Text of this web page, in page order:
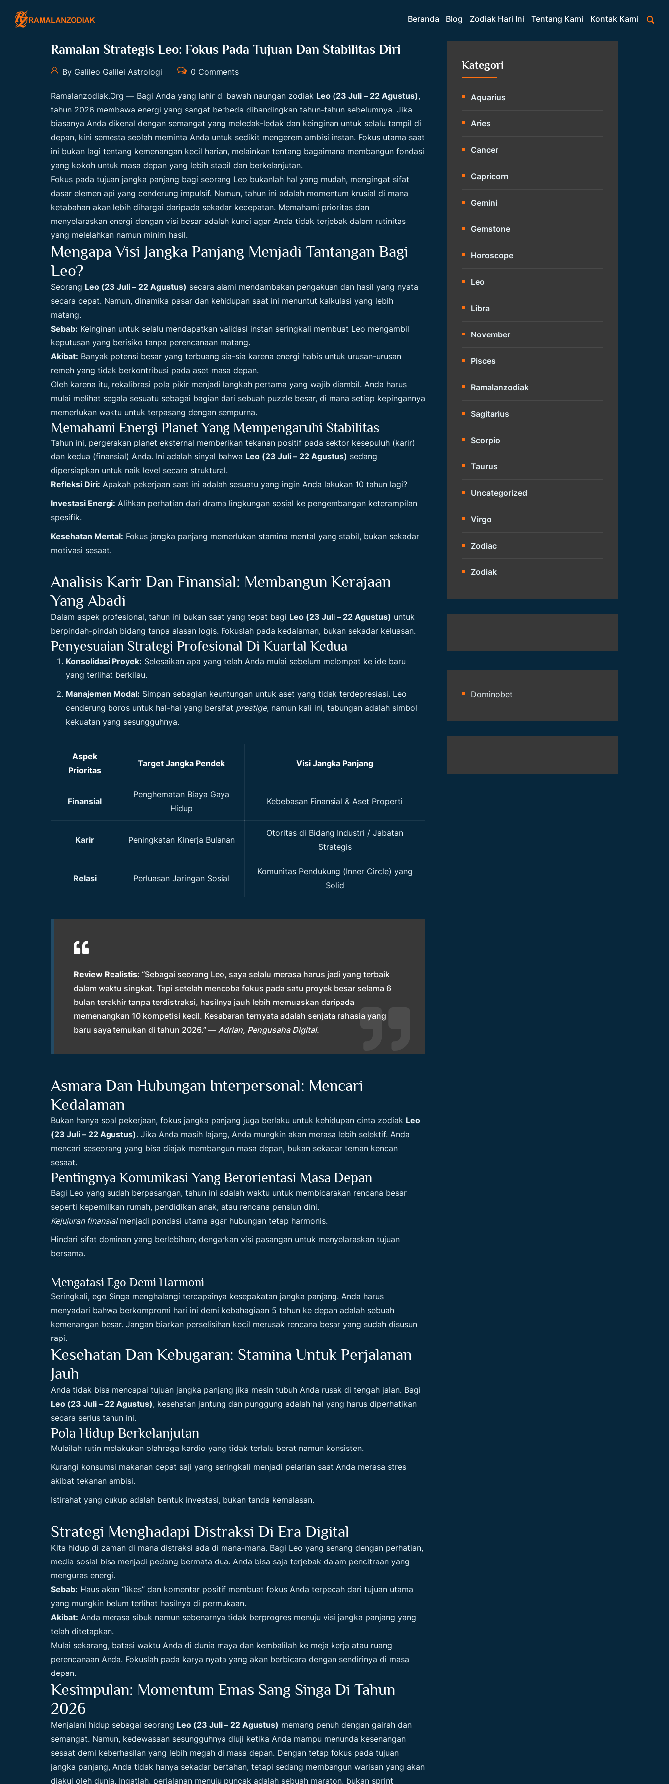
Beranda Blog Zodiak Hari Ini Tentang Kami Kontak Kami
Ramalan Strategis Leo: Fokus Pada Tujuan Dan Stabilitas Diri
By Galileo Galilei Astrologi 0 Comments
Ramalanzodiak.org — Bagi Anda yang lahir di bawah naungan zodiak Leo (23 Juli – 22 Agustus),
tahun 2026 membawa energi yang sangat berbeda dibandingkan tahun-tahun sebelumnya. Jika
biasanya Anda dikenal dengan semangat yang meledak-ledak dan keinginan untuk selalu tampil di
depan, kini semesta seolah meminta Anda untuk sedikit mengerem ambisi instan. Fokus utama saat
ini bukan lagi tentang kemenangan kecil harian, melainkan tentang bagaimana membangun fondasi
yang kokoh untuk masa depan yang lebih stabil dan berkelanjutan.
Fokus pada tujuan jangka panjang bagi seorang Leo bukanlah hal yang mudah, mengingat sifat
dasar elemen api yang cenderung impulsif. Namun, tahun ini adalah momentum krusial di mana
ketabahan akan lebih dihargai daripada sekadar kecepatan. Memahami prioritas dan
menyelaraskan energi dengan visi besar adalah kunci agar Anda tidak terjebak dalam rutinitas
yang melelahkan namun minim hasil.
Mengapa Visi Jangka Panjang Menjadi Tantangan Bagi
Leo?
Seorang Leo (23 Juli – 22 Agustus) secara alami mendambakan pengakuan dan hasil yang nyata
secara cepat. Namun, dinamika pasar dan kehidupan saat ini menuntut kalkulasi yang lebih
matang.
Sebab: Keinginan untuk selalu mendapatkan validasi instan seringkali membuat Leo mengambil
keputusan yang berisiko tanpa perencanaan matang.
Akibat: Banyak potensi besar yang terbuang sia-sia karena energi habis untuk urusan-urusan
remeh yang tidak berkontribusi pada aset masa depan.
Oleh karena itu, rekalibrasi pola pikir menjadi langkah pertama yang wajib diambil. Anda harus
mulai melihat segala sesuatu sebagai bagian dari sebuah puzzle besar, di mana setiap kepingannya
memerlukan waktu untuk terpasang dengan sempurna.
Memahami Energi Planet Yang Mempengaruhi Stabilitas
Tahun ini, pergerakan planet eksternal memberikan tekanan positif pada sektor kesepuluh (karir)
dan kedua (finansial) Anda. Ini adalah sinyal bahwa Leo (23 Juli – 22 Agustus) sedang
dipersiapkan untuk naik level secara struktural.
Refleksi Diri: Apakah pekerjaan saat ini adalah sesuatu yang ingin Anda lakukan 10 tahun lagi?
Investasi Energi: Alihkan perhatian dari drama lingkungan sosial ke pengembangan keterampilan
spesifik.
Kesehatan Mental: Fokus jangka panjang memerlukan stamina mental yang stabil, bukan sekadar
motivasi sesaat.
Analisis Karir Dan Finansial: Membangun Kerajaan
Yang Abadi
Dalam aspek profesional, tahun ini bukan saat yang tepat bagi Leo (23 Juli – 22 Agustus) untuk
berpindah-pindah bidang tanpa alasan logis. Fokuslah pada kedalaman, bukan sekadar keluasan.
Penyesuaian Strategi Profesional Di Kuartal Kedua
Konsolidasi Proyek: Selesaikan apa yang telah Anda mulai sebelum melompat ke ide baru
yang terlihat berkilau.
Manajemen Modal: Simpan sebagian keuntungan untuk aset yang tidak terdepresiasi. Leo
cenderung boros untuk hal-hal yang bersifat prestige, namun kali ini, tabungan adalah simbol
kekuatan yang sesungguhnya.
Aspek
Prioritas
Target Jangka Pendek Visi Jangka Panjang
Finansial
Penghematan Biaya Gaya
Hidup
Kebebasan Finansial & Aset Properti
Karir Peningkatan Kinerja Bulanan
Otoritas di Bidang Industri / Jabatan
Strategis
Relasi Perluasan Jaringan Sosial
Komunitas Pendukung (Inner Circle) yang
Solid
Review Realistis: “Sebagai seorang Leo, saya selalu merasa harus jadi yang terbaik
dalam waktu singkat. Tapi setelah mencoba fokus pada satu proyek besar selama 6
bulan terakhir tanpa terdistraksi, hasilnya jauh lebih memuaskan daripada
memenangkan 10 kompetisi kecil. Kesabaran ternyata adalah senjata rahasia yang
baru saya temukan di tahun 2026.” — Adrian, Pengusaha Digital.
Asmara Dan Hubungan Interpersonal: Mencari
Kedalaman
Bukan hanya soal pekerjaan, fokus jangka panjang juga berlaku untuk kehidupan cinta zodiak Leo
(23 Juli – 22 Agustus). Jika Anda masih lajang, Anda mungkin akan merasa lebih selektif. Anda
mencari seseorang yang bisa diajak membangun masa depan, bukan sekadar teman kencan
sesaat.
Pentingnya Komunikasi Yang Berorientasi Masa Depan
Bagi Leo yang sudah berpasangan, tahun ini adalah waktu untuk membicarakan rencana besar
seperti kepemilikan rumah, pendidikan anak, atau rencana pensiun dini.
Kejujuran finansialmenjadi pondasi utama agar hubungan tetap harmonis.
Hindari sifat dominan yang berlebihan; dengarkan visi pasangan untuk menyelaraskan tujuan
bersama.
Mengatasi Ego Demi Harmoni
Seringkali, ego Singa menghalangi tercapainya kesepakatan jangka panjang. Anda harus
menyadari bahwa berkompromi hari ini demi kebahagiaan 5 tahun ke depan adalah sebuah
kemenangan besar. Jangan biarkan perselisihan kecil merusak rencana besar yang sudah disusun
rapi.
Kesehatan Dan Kebugaran: Stamina Untuk Perjalanan
Jauh
Anda tidak bisa mencapai tujuan jangka panjang jika mesin tubuh Anda rusak di tengah jalan. Bagi
Leo (23 Juli – 22 Agustus), kesehatan jantung dan punggung adalah hal yang harus diperhatikan
secara serius tahun ini.
Pola Hidup Berkelanjutan
Mulailah rutin melakukan olahraga kardio yang tidak terlalu berat namun konsisten.
Kurangi konsumsi makanan cepat saji yang seringkali menjadi pelarian saat Anda merasa stres
akibat tekanan ambisi.
Istirahat yang cukup adalah bentuk investasi, bukan tanda kemalasan.
Strategi Menghadapi Distraksi Di Era Digital
Kita hidup di zaman di mana distraksi ada di mana-mana. Bagi Leo yang senang dengan perhatian,
media sosial bisa menjadi pedang bermata dua. Anda bisa saja terjebak dalam pencitraan yang
menguras energi.
Sebab: Haus akan “likes” dan komentar positif membuat fokus Anda terpecah dari tujuan utama
yang mungkin belum terlihat hasilnya di permukaan.
Akibat: Anda merasa sibuk namun sebenarnya tidak berprogres menuju visi jangka panjang yang
telah ditetapkan.
Mulai sekarang, batasi waktu Anda di dunia maya dan kembalilah ke meja kerja atau ruang
perencanaan Anda. Fokuslah pada karya nyata yang akan berbicara dengan sendirinya di masa
depan.
Kesimpulan: Momentum Emas Sang Singa Di Tahun
2026
Menjalani hidup sebagai seorang Leo (23 Juli – 22 Agustus) memang penuh dengan gairah dan
semangat. Namun, kedewasaan sesungguhnya diuji ketika Anda mampu menunda kesenangan
sesaat demi keberhasilan yang lebih megah di masa depan. Dengan tetap fokus pada tujuan
jangka panjang, Anda tidak hanya sekadar bertahan, tetapi sedang membangun warisan yang akan
diakui oleh dunia. Ingatlah, perjalanan menuju puncak adalah sebuah maraton, bukan sprint
Kategori
Aquarius
Aries
Cancer
Capricorn
Gemini
Gemstone
Horoscope
Leo
Libra
November
Pisces
Ramalanzodiak
Sagitarius
Scorpio
Taurus
Uncategorized
Virgo
Zodiac
Zodiak
Dominobet